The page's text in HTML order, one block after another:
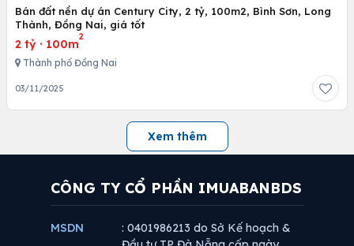
Bán đất nền dự án Century City, 2 tỷ, 100m2, Bình Sơn, Long
Thành, Đồng Nai, giá tốt
2 tỷ · 100m
2
Thành phố Đồng Nai
03/11/2025
Xem thêm
CÔNG TY CỔ PHẦN IMUABANBDS
MSDN
: 0401986213 do Sở Kế hoạch &